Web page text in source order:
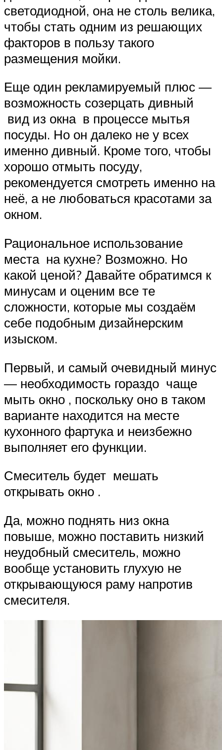
светодиодной, она не столь велика,
чтобы стать одним из решающих
факторов в пользу такого
размещения мойки.
Еще один рекламируемый плюс —
возможность созерцать дивный
вид из окна в процессе мытья
посуды. Но он далеко не у всех
именно дивный. Кроме того, чтобы
хорошо отмыть посуду,
рекомендуется смотреть именно на
неё, а не любоваться красотами за
окном.
Рациональное использование
места на кухне? Возможно. Но
какой ценой? Давайте обратимся к
минусам и оценим все те
сложности, которые мы создаём
себе подобным дизайнерским
изыском.
Первый, и самый очевидный минус
— необходимость гораздо чаще
мыть окно , поскольку оно в таком
варианте находится на месте
кухонного фартука и неизбежно
выполняет его функции.
Смеситель будет мешать
открывать окно .
Да, можно поднять низ окна
повыше, можно поставить низкий
неудобный смеситель, можно
вообще установить глухую не
открывающуюся раму напротив
смесителя.